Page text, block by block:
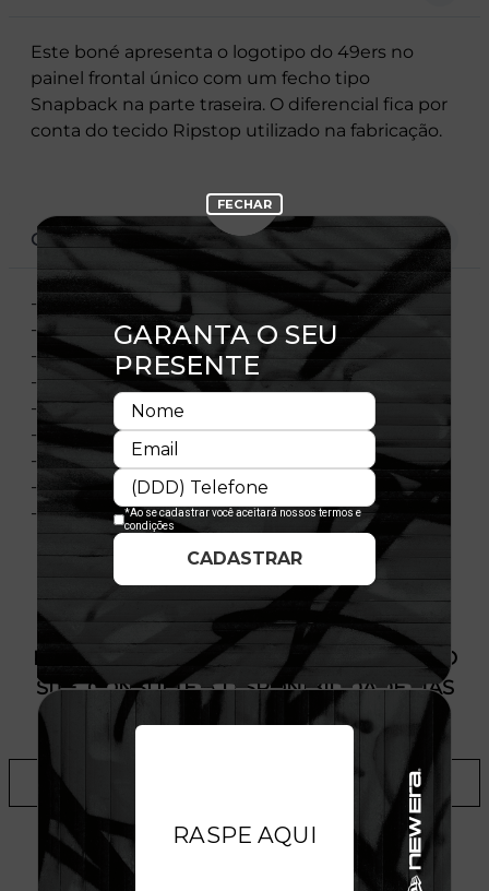
Este boné apresenta o logotipo do 49ers no
painel frontal único com um fecho tipo
Snapback na parte traseira. O diferencial fica por
conta do tecido Ripstop utilizado na fabricação.
CARACTERÍSTICAS
- Logotipo do 49ers no painel frontal
- Flag New Era bordada à esquerda
- Copa estruturada
- Aba curva
- Contra-aba na cor cinza
- Ajustável
- Fechamento tipo Snapback
- Painel frontal único
- Composição: 100% Poliéster
PRODUTO SEM ESTOQUE DÍSPONÍVEL NO
SITE, CONSULTE A DISPONIBILIDADE NAS
ADICIONAR A LISTA DE DESEJOS